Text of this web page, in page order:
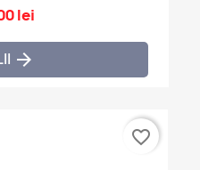
lei

favorite_border